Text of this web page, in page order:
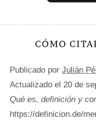
CÓMO
Publicado por Julián
Actualizado el 20 de
Qué es, definición y
https://definicion.de/